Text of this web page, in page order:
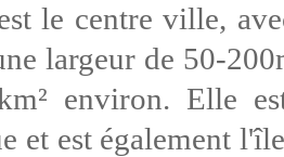
le centre ville,
largeur de 50-
environ. Elle
et est également